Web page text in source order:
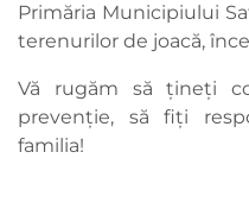
Primăria Municipiului
terenurilor de joacă,
Vă rugăm să țineți
prevenție, să fiți
familia!